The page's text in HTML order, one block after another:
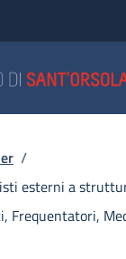
/
esterni a
Frequentatori,